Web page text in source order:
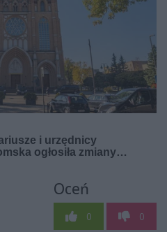
Oceń
0 0